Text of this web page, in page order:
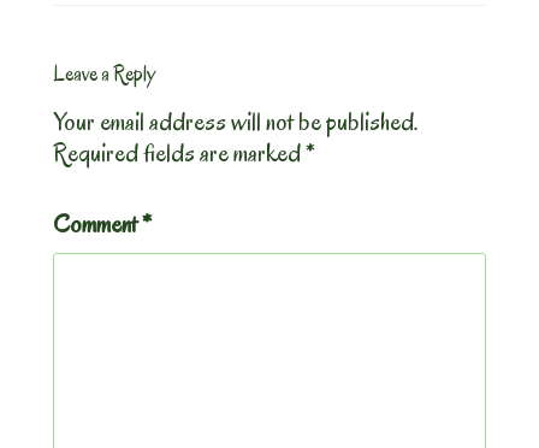
Leave a Reply
Your email address will not be published.
Required fields are marked*
Comment*